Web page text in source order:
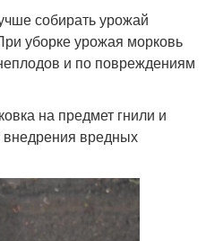
собирать урожай
уборке урожая морковь
и по повреждениям
на предмет гнили и
внедрения вредных